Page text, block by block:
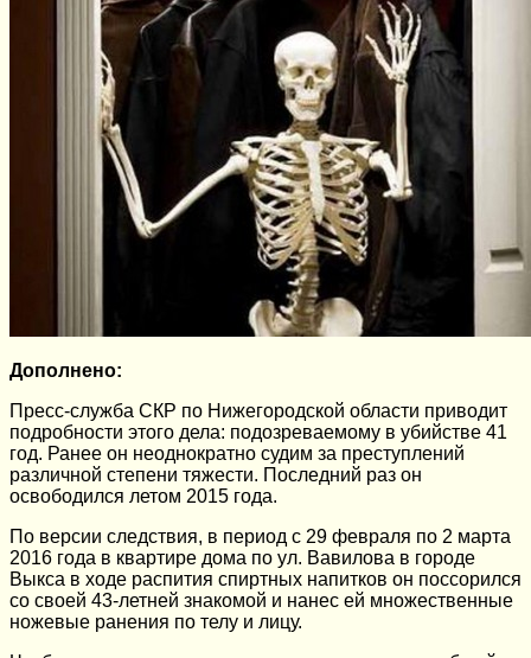
Дополнено:
Пресс-служба СКР по Нижегородской области приводит
подробности этого дела: подозреваемому в убийстве 41
год. Ранее он неоднократно судим за преступлений
различной степени тяжести. Последний раз он
освободился летом 2015 года.
По версии следствия, в период с 29 февраля по 2 марта
2016 года в квартире дома по ул. Вавилова в городе
Выкса в ходе распития спиртных напитков он поссорился
со своей 43-летней знакомой и нанес ей множественные
ножевые ранения по телу и лицу.